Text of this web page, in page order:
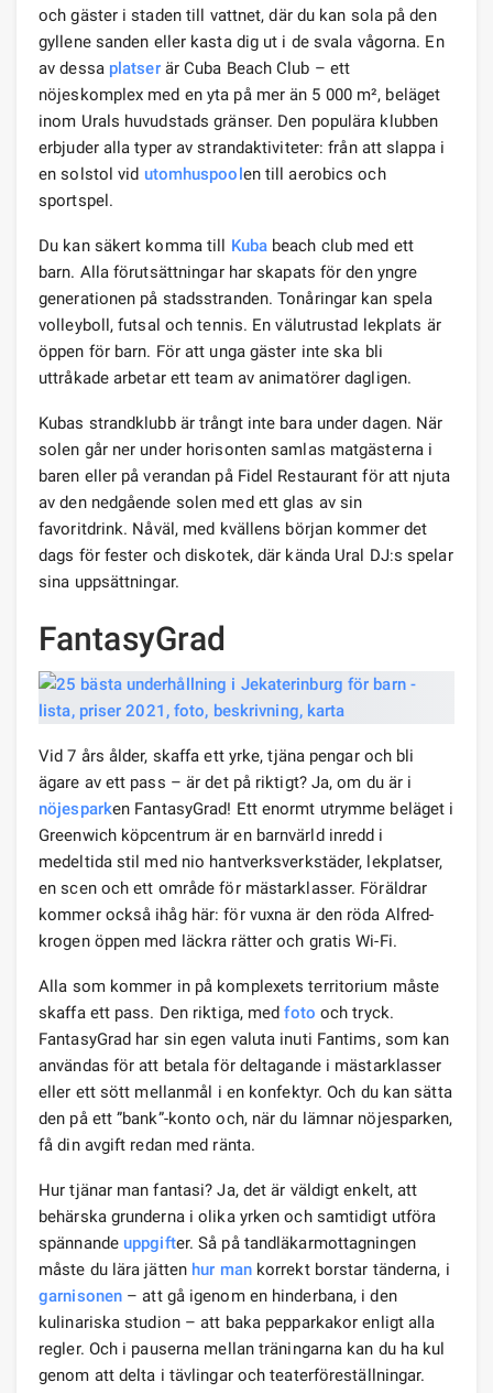
och gäster i staden till vattnet, där du kan sola på den
gyllene sanden eller kasta dig ut i de svala vågorna. En
av dessa platserär Cuba Beach Club – ett
nöjeskomplex med en yta på mer än 5 000 m², beläget
inom Urals huvudstads gränser. Den populära klubben
erbjuder alla typer av strandaktiviteter: från att slappa i
en solstol vid utomhuspoolen till aerobics och
sportspel.
Du kan säkert komma till Kubabeach club med ett
barn. Alla förutsättningar har skapats för den yngre
generationen på stadsstranden. Tonåringar kan spela
volleyboll, futsal och tennis. En välutrustad lekplats är
öppen för barn. För att unga gäster inte ska bli
uttråkade arbetar ett team av animatörer dagligen.
Kubas strandklubb är trångt inte bara under dagen. När
solen går ner under horisonten samlas matgästerna i
baren eller på verandan på Fidel Restaurant för att njuta
av den nedgående solen med ett glas av sin
favoritdrink. Nåväl, med kvällens början kommer det
dags för fester och diskotek, där kända Ural DJ:s spelar
sina uppsättningar.
FantasyGrad
Vid 7 års ålder, skaffa ett yrke, tjäna pengar och bli
ägare av ett pass – är det på riktigt? Ja, om du är i
nöjesparken FantasyGrad! Ett enormt utrymme beläget i
Greenwich köpcentrum är en barnvärld inredd i
medeltida stil med nio hantverksverkstäder, lekplatser,
en scen och ett område för mästarklasser. Föräldrar
kommer också ihåg här: för vuxna är den röda Alfred-
krogen öppen med läckra rätter och gratis Wi-Fi.
Alla som kommer in på komplexets territorium måste
skaffa ett pass. Den riktiga, medfoto och tryck.
FantasyGrad har sin egen valuta inuti Fantims, som kan
användas för att betala för deltagande i mästarklasser
eller ett sött mellanmål i en konfektyr. Och du kan sätta
den på ett ”bank”-konto och, när du lämnar nöjesparken,
få din avgift redan med ränta.
Hur tjänar man fantasi? Ja, det är väldigt enkelt, att
behärska grunderna i olika yrken och samtidigt utföra
spännande uppgifter. Så på tandläkarmottagningen
måste du lära jätten hur mankorrekt borstar tänderna, i
garnisonen – att gå igenom en hinderbana, i den
kulinariska studion – att baka pepparkakor enligt alla
regler. Och i pauserna mellan träningarna kan du ha kul
genom att delta i tävlingar och teaterföreställningar.